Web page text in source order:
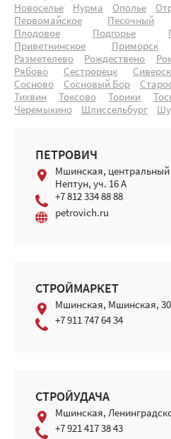
Новоселье
Нурма Ополье
Первомайское
Песочный
Плодовое
Подгорье
Приветнинское
Приморск
Разметелево
Рождествено
Рябово
Сестрорецк
Сосново
Сосновый Бор
Тихвин
Токсово Торики
Черемыкино
Шлиссельбург
ПЕТРОВИЧ
Мшинская,
Нептун, уч. 16 А
+7 812 334 88 88
petrovich.ru
СТРОЙМАРКЕТ
Мшинская, Мшинская,
+7 911 747 64 34
СТРОЙУДАЧА
Мшинская,
+7 921 417 38 43